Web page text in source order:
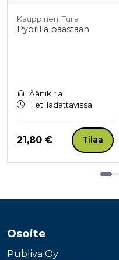
Kauppinen, Tuija
Pyörillä päästään
Äänikirja
Heti ladattavissa
Hinta nyt
21,80 € Tilaa
Osoite
Publiva Oy